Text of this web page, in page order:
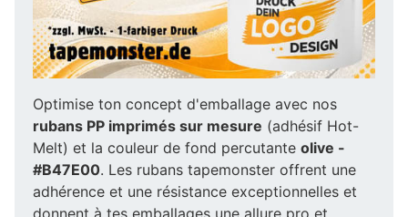
Optimise ton concept d'emballage avec nos
rubans PP imprimés sur mesure (adhésif Hot-
Melt) et la couleur de fond percutante olive -
#B47E00. Les rubans tapemonster offrent une
adhérence et une résistance exceptionnelles et
donnent à tes emballages une allure pro et